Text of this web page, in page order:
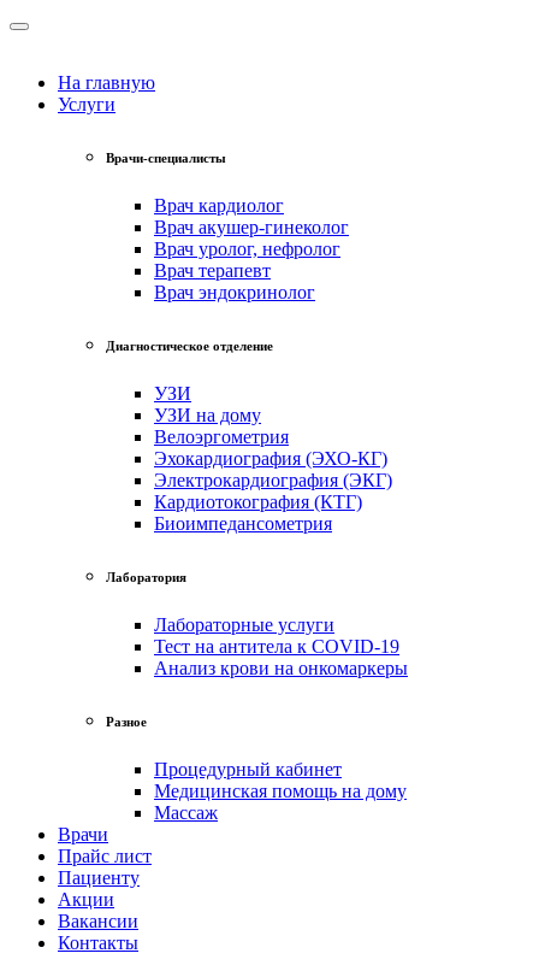
На главную
Услуги
Врачи-специалисты
Врач кардиолог
Врач акушер-гинеколог
Врач уролог, нефролог
Врач терапевт
Врач эндокринолог
Диагностическое отделение
УЗИ
УЗИ на дому
Велоэргометрия
Эхокардиография (ЭХО-КГ)
Электрокардиография (ЭКГ)
Кардиотокография (КТГ)
Биоимпедансометрия
Лаборатория
Лабораторные услуги
Тест на антитела к COVID-19
Анализ крови на онкомаркеры
Разное
Процедурный кабинет
Медицинская помощь на дому
Массаж
Врачи
Прайс лист
Пациенту
Акции
Вакансии
Контакты